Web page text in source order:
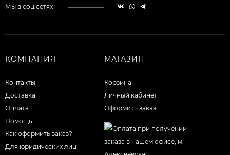
Мы в соц.сетях
КОМПАНИЯ
Контакты
Доставка
Оплата
Помощь
Как оформить заказ?
Для юридических лиц
МАГАЗИН
Корзина
Личный кабинет
Оформить заказ